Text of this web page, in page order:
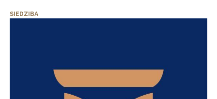
SIEDZIBA